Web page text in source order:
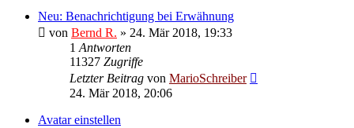
Neu: Benachrichtigung bei Erwähnung
von Bernd R. » 24. Mär 2018, 19:33
1 Antworten
11327 Zugriffe
Letzter Beitrag von MarioSchreiber
24. Mär 2018, 20:06
Avatar einstellen